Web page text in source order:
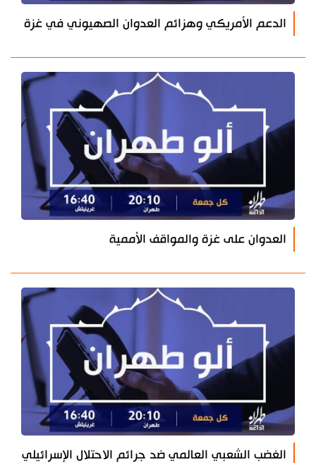
الدعم الأمريكي وهزائم العدوان الصهيوني في غزة
العدوان على غزة والمواقف الأممية
الغضب الشعبي العالمي ضد جرائم الاحتلال الإسرائيلي